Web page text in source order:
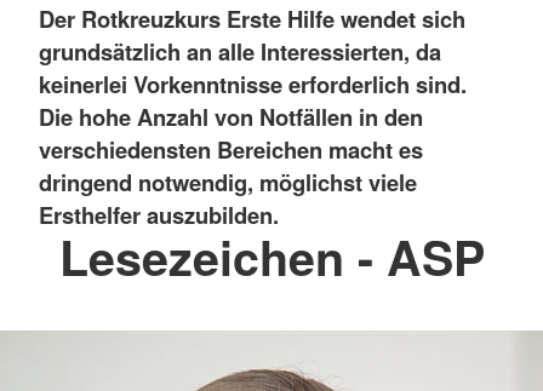
Der Rotkreuzkurs Erste Hilfe wendet sich
grundsätzlich an alle Interessierten, da
keinerlei Vorkenntnisse erforderlich sind.
Die hohe Anzahl von Notfällen in den
verschiedensten Bereichen macht es
dringend notwendig, möglichst viele
Ersthelfer auszubilden.
Lesezeichen - ASP